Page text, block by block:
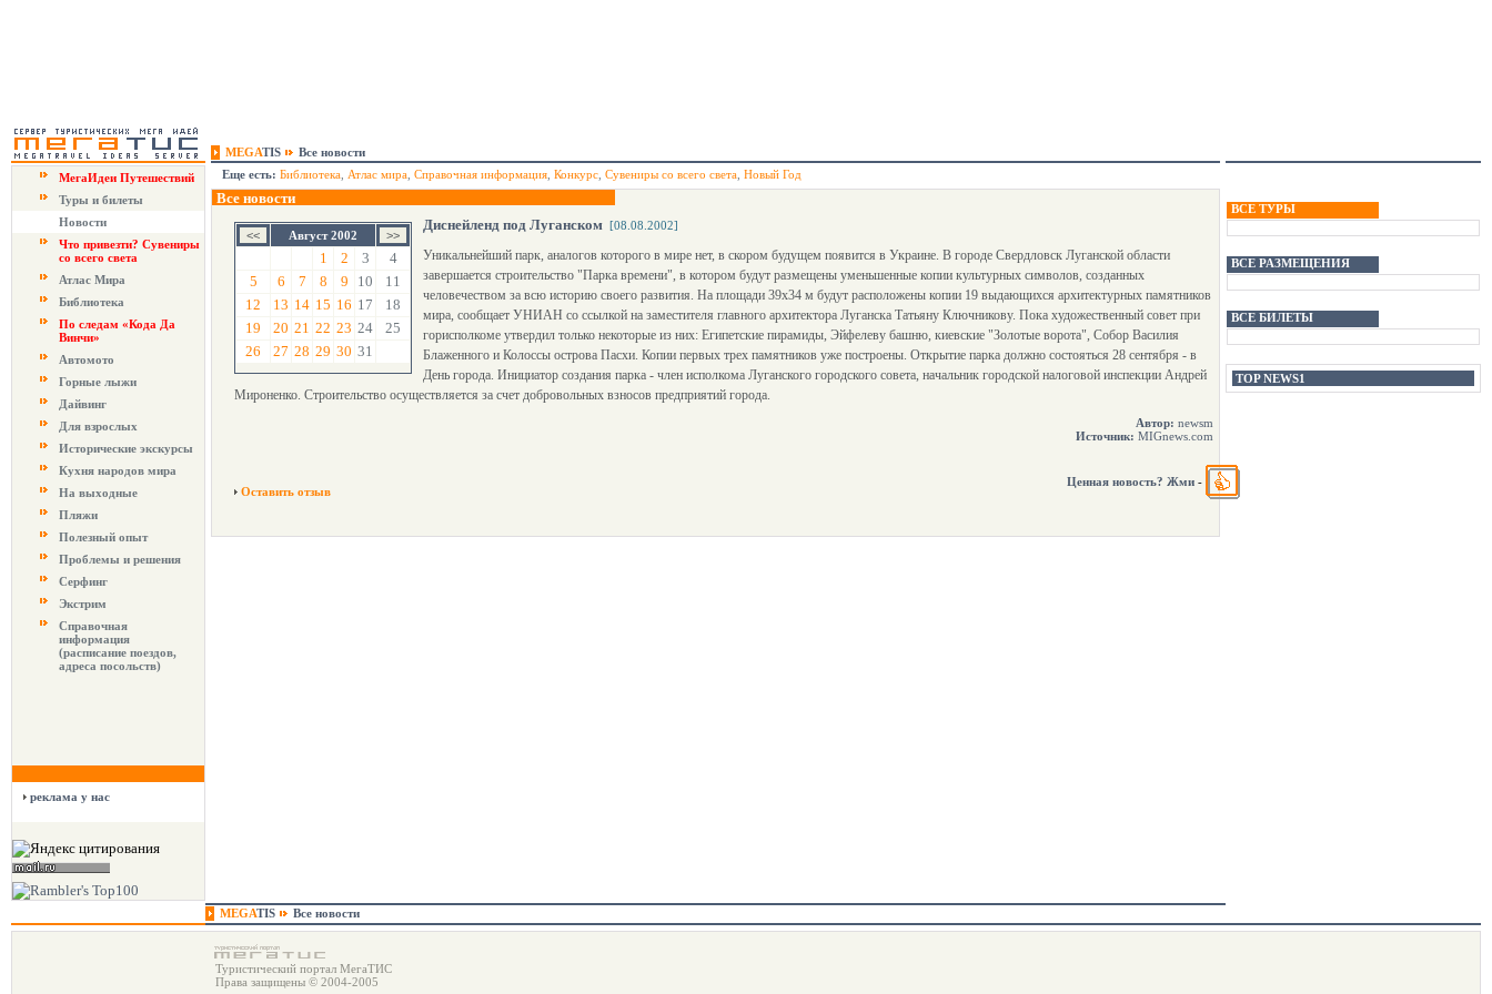
MEGATIS
Все новости
МегаИдеи Путешествий
Туры и билеты
Новости
Что привезти? Сувениры
со всего света
Атлас Мира
Библиотека
По следам «Кода Да
Винчи»
Автомото
Горные лыжи
Дайвинг
Для взрослых
Исторические экскурсы
Кухня народов мира
На выходные
Пляжи
Полезный опыт
Проблемы и решения
Серфинг
Экстрим
Справочная
информация
(расписание поездов,
адреса посольств)
реклама у нас
Еще есть: Библиотека Атлас мира Справочная информация Конкурс Сувениры со всего света Новый Год
Все новости
Август 2002
1 2 3
4
5
6 7 8 9 10
11
12
13 14 15 16 17
18
19
20 21 22 23 24
25
26
27 28 29 30 31
Диснейленд под Луганском [08.08.2002]
Уникальнейший парк, аналогов которого в мире нет, в скором будущем появится в Украине. В городе Свердловск Луганской области
завершается строительство "Парка времени", в котором будут размещены уменьшенные копии культурных символов, созданных
человечеством за всю историю своего развития. На площади 39х34 м будут расположены копии 19 выдающихся архитектурных памятников
мира, сообщает УНИАН со ссылкой на заместителя главного архитектора Луганска Татьяну Ключникову. Пока художественный совет при
горисполкоме утвердил только некоторые из них: Египетские пирамиды, Эйфелеву башню, киевские "Золотые ворота", Собор Василия
Блаженного и Колоссы острова Пасхи. Копии первых трех памятников уже построены. Открытие парка должно состояться 28 сентября - в
День города. Инициатор создания парка - член исполкома Луганского городского совета, начальник городской налоговой инспекции Андрей
Мироненко. Строительство осуществляется за счет добровольных взносов предприятий города.
Автор: newsm
Источник: MIGnews.com
Оставить отзыв
Ценная новость? Жми -
ВСЕ ТУРЫ
ВСЕ РАЗМЕЩЕНИЯ
ВСЕ БИЛЕТЫ
TOP NEWS1
MEGATIS Все новости
Туристический портал МегаТИС
Права защищены © 2004-2005